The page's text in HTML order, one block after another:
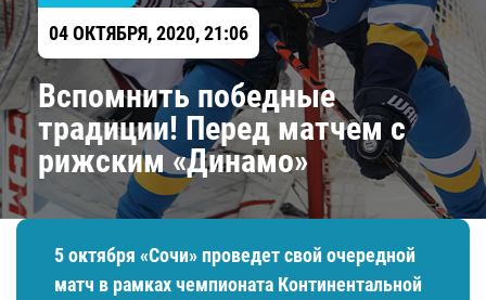
04 ОКТЯБРЯ, 2020, 21:06
Вспомнить победные
традиции! Перед матчем с
рижским «Динамо»
5 октября «Сочи» проведет свой очередной
матч в рамках чемпионата Континентальной